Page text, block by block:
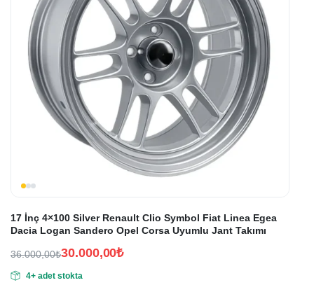
17 İnç 4×100 Silver Renault Clio Symbol Fiat Linea Egea
Dacia Logan Sandero Opel Corsa Uyumlu Jant Takımı
36.000,00₺
fiyat:
30.000,00₺
andaki
4+ adet stokta